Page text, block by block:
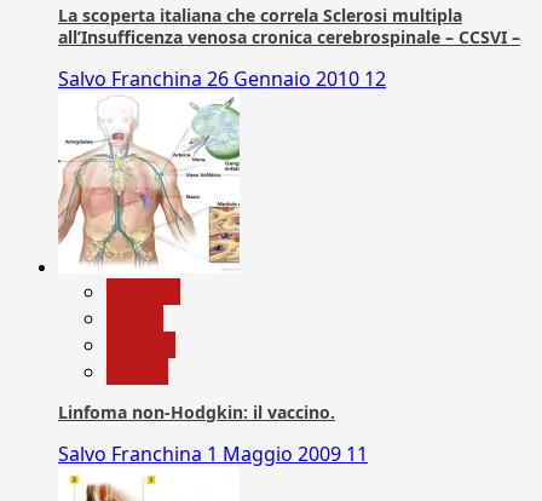
La scoperta italiana che correla Sclerosi multipla
all’Insufficenza venosa cronica cerebrospinale – CCSVI –
Salvo Franchina 26 Gennaio 2010 12
Linfoma non-Hodgkin: il vaccino.
Salvo Franchina 1 Maggio 2009 11